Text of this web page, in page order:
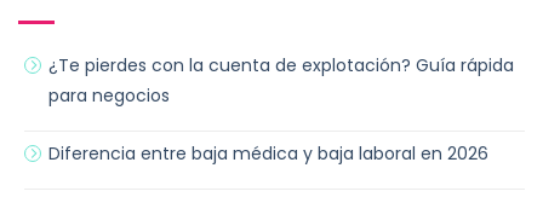
¿Te pierdes con la cuenta de explotación? Guía rápida
para negocios
Diferencia entre baja médica y baja laboral en 2026